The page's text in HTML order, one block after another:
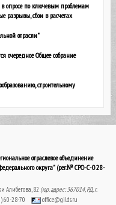
опросе по ключевым проблемам
разрывы, сбои в расчетах
отрасли"
очередное Общее собрание
строительному
отраслевое объединение
округа" (рег.№ СРО-С-028-
Алибегова, 82 (юр. адрес: 367014, РД, г.
60-28-70 office@gilds.ru